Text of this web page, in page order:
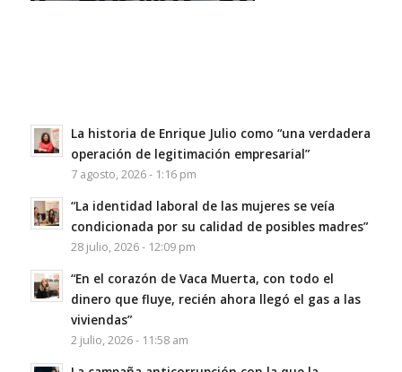
La historia de Enrique Julio como “una verdadera
operación de legitimación empresarial”
7 agosto, 2026 - 1:16 pm
“La identidad laboral de las mujeres se veía
condicionada por su calidad de posibles madres”
28 julio, 2026 - 12:09 pm
“En el corazón de Vaca Muerta, con todo el
dinero que fluye, recién ahora llegó el gas a las
viviendas”
2 julio, 2026 - 11:58 am